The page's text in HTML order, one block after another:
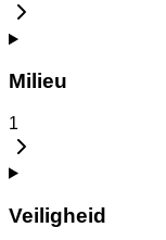
Milieu
1
Veiligheid